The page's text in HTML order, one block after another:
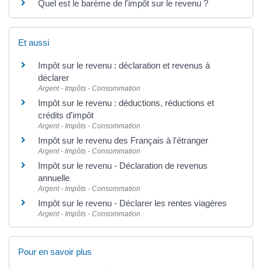
Quel est le barème de l'impôt sur le revenu ?
Et aussi
Impôt sur le revenu : déclaration et revenus à
déclarer
Argent - Impôts - Consommation
Impôt sur le revenu : déductions, réductions et
crédits d'impôt
Argent - Impôts - Consommation
Impôt sur le revenu des Français à l'étranger
Argent - Impôts - Consommation
Impôt sur le revenu - Déclaration de revenus
annuelle
Argent - Impôts - Consommation
Impôt sur le revenu - Déclarer les rentes viagères
Argent - Impôts - Consommation
Pour en savoir plus